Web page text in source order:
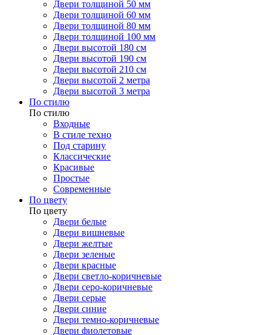
Двери толщиной 50 мм
Двери толщиной 60 мм
Двери толщиной 80 мм
Двери толщиной 100 мм
Двери высотой 180 см
Двери высотой 190 см
Двери высотой 210 см
Двери высотой 2 метра
Двери высотой 3 метра
По стилю
По стилю
Входные
В стиле техно
Под старину
Классические
Красивые
Простые
Современные
По цвету
По цвету
Двери белые
Двери вишневые
Двери желтые
Двери зеленые
Двери красные
Двери светло-коричневые
Двери серо-коричневые
Двери серые
Двери синие
Двери темно-коричневые
Двери фиолетовые